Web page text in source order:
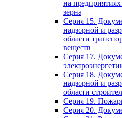
на
зерна
Серия 15.
надзорной и
области
веществ
Серия 17.
Серия 18.
надзорной и
области
Серия 19.
Серия 20.